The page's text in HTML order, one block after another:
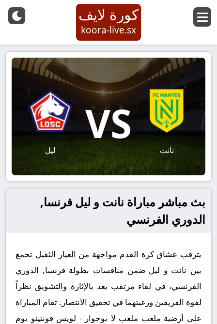
كورة لايف
koora-live.sx
نانت
VS
ليل
بث مباشر مباراة نانت و ليل فرنسا,
الدوري الفرنسي
يترقب عشاق كرة القدم مواجهة من العيار الثقيل تجمع
بين نانت و ليل ضمن منافسات بطولة فرنسا, الدوري
الفرنسي، في لقاء مرتقب يعد بالإثارة والتشويق نظراً
لقوة الفريقين ورغبتهما في تحقيق الانتصار. تقام المباراة
على أرضية ملعب ملعب لا بوجوار - لويس فونتينو يوم